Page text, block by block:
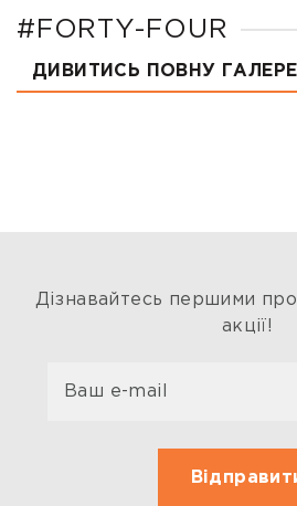
#FORTY-FOUR
ДИВИТИСЬ ПОВНУ
Дізнавайтесь першими
акції!